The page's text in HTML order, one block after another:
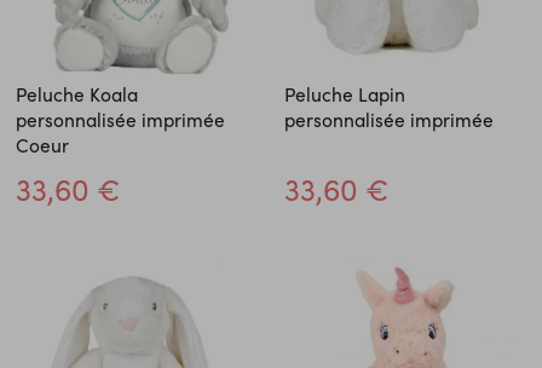
Peluche Koala
personnalisée imprimée
Coeur
33,60 €
Peluche Lapin
personnalisée imprimée
33,60 €